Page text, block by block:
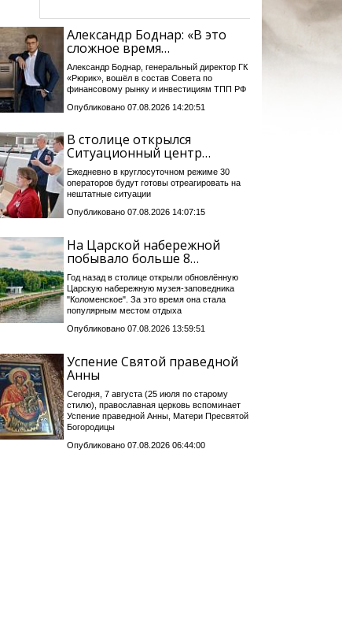
Александр Боднар: «В это
сложное время…
Александр Боднар, генеральный директор ГК
«Рюрик», вошёл в состав Совета по
финансовому рынку и инвестициям ТПП РФ
Опубликовано 07.08.2026 14:20:51
В столице открылся
Ситуационный центр…
Ежедневно в круглосуточном режиме 30
операторов будут готовы отреагировать на
нештатные ситуации
Опубликовано 07.08.2026 14:07:15
На Царской набережной
побывало больше 8…
Год назад в столице открыли обновлённую
Царскую набережную музея-заповедника
"Коломенское". За это время она стала
популярным местом отдыха
Опубликовано 07.08.2026 13:59:51
Успение Святой праведной
Анны
Сегодня, 7 августа (25 июля по старому
стилю), православная церковь вспоминает
Успение праведной Анны, Матери Пресвятой
Богородицы
Опубликовано 07.08.2026 06:44:00